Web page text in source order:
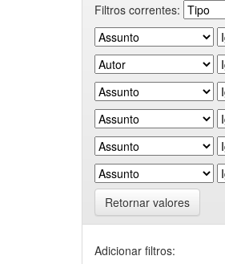
Filtros correntes:
Retornar valores
Adicionar filtros: